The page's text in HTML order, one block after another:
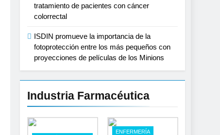
tratamiento de pacientes con cáncer
colorrectal
ISDIN promueve la importancia de la
fotoprotección entre los más pequeños con
proyecciones de películas de los Minions
Industria Farmacéutica
ENFERMERÍA